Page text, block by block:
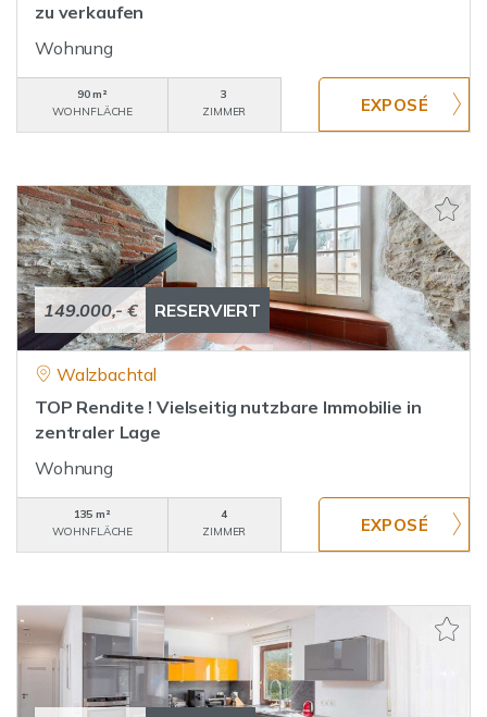
zu verkaufen
Wohnung
90 m²
WOHNFLÄCHE
3
ZIMMER
149.000,- € RESERVIERT
Walzbachtal
TOP Rendite ! Vielseitig nutzbare Immobilie in
zentraler Lage
Wohnung
135 m²
WOHNFLÄCHE
4
ZIMMER